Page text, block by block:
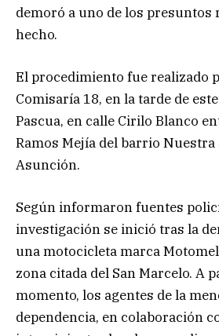
demoró a uno de los presuntos
hecho.
El procedimiento fue realizado
Comisaría 18, en la tarde de
Pascua, en calle Cirilo Blanco
Ramos Mejía del barrio Nuestra
Asunción.
Según informaron fuentes
investigación se inició tras la
una motocicleta marca
zona citada del San Marcelo. A
momento, los agentes de la
dependencia, en colaboración